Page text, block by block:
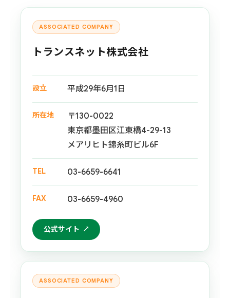
ASSOCIATED COMPANY
トランスネット株式会社
設立 平成29年6月1日
所在地
〒130-0022
東京都墨田区江東橋4-29-13
メアリヒト錦糸町ビル6F
TEL 03-6659-6641
FAX 03-6659-4960
公式サイト
ASSOCIATED COMPANY